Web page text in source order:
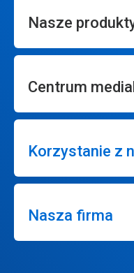
Nasze
Centrum
Korzystanie z
Nasza firma